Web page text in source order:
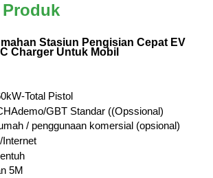
Stasiun Pengisian Cepat EV
Charger Untuk Mobil
Total Pistol
GBT Standar ((Opssional)
/ penggunaan komersial (opsional)
Internet
5M